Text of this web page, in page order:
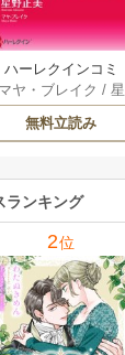
ハーレクインコミ
ックス セット 202
6年 vol.1002 1巻
マヤ・ブレイク / 星
野正美/
ヘレン･ブ
ルックス/のわきね
ウェイ/一重夕子
無料立読み
ランキング
2位